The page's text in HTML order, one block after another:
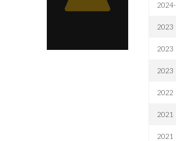
2024-
2023
2023
2023
2022
2021
2021